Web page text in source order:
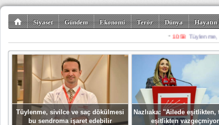
Siyaset Gündem Ekonomi Terör Dünya
Spor Misafir
Tüylenme, sivilce ve saç dökülmesi
bu sendroma işaret edebilir
Nazlıaka: ''Ailede eşitlikten,
eşitlikten